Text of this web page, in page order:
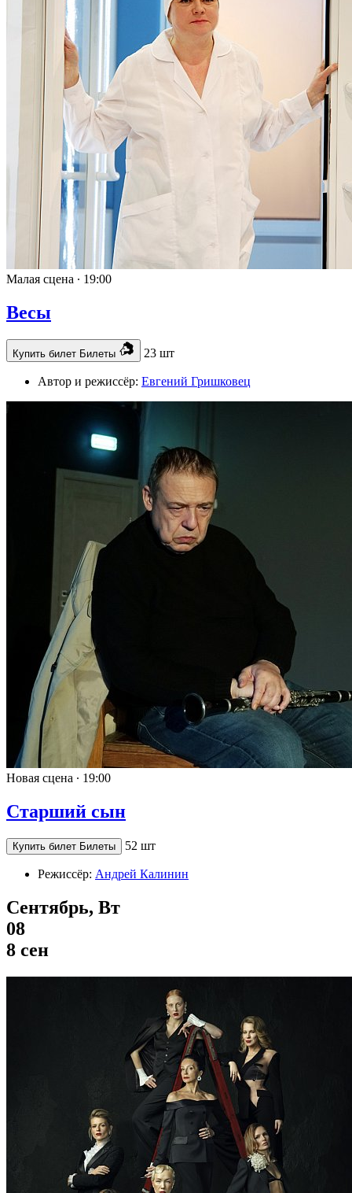
Малая сцена ∙ 19:00
Весы
Купить билет Билеты 23 шт
Автор и режиссёр: Евгений Гришковец
Новая сцена ∙ 19:00
Старший сын
Купить билет Билеты 52 шт
Режиссёр: Андрей Калинин
Сентябрь, Вт
08
8 сен